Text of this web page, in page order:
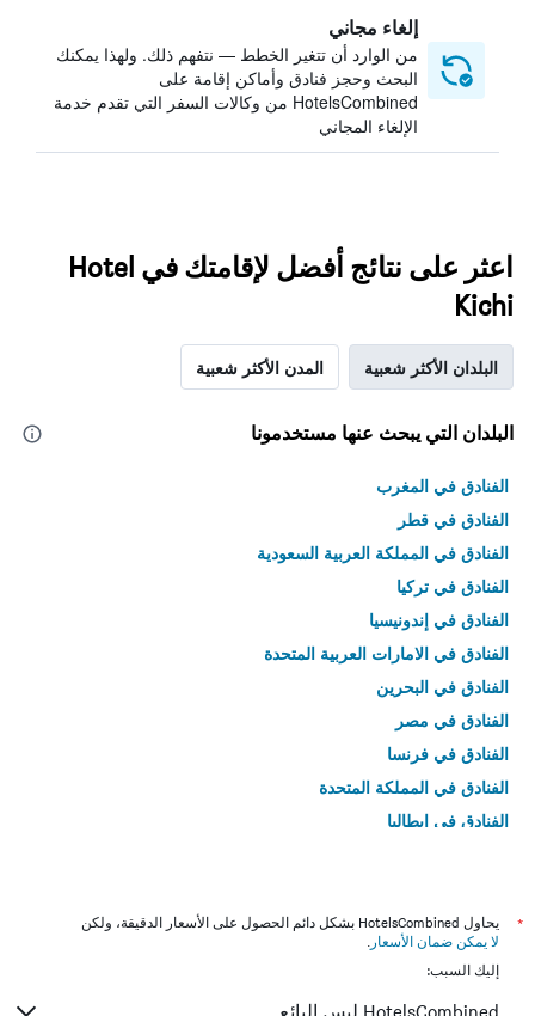
إلغاء مجاني
من الوارد أن تتغير الخطط — نتفهم ذلك. ولهذا يمكنك
البحث وحجز فنادق وأماكن إقامة على
HotelsCombined من وكالات السفر التي تقدم خدمة
الإلغاء المجاني
اعثر على نتائج أفضل لإقامتك في Hotel
Kichi
البلدان الأكثر شعبية المدن الأكثر شعبية
البلدان التي يبحث عنها مستخدمونا
الفنادق في المغرب
الفنادق في قطر
الفنادق في المملكة العربية السعودية
الفنادق في تركيا
الفنادق في إندونيسيا
الفنادق في الامارات العربية المتحدة
الفنادق في البحرين
الفنادق في مصر
الفنادق في فرنسا
الفنادق في المملكة المتحدة
الفنادق في إيطاليا
*
يحاول HotelsCombined بشكل دائم الحصول على الأسعار الدقيقة، ولكن
لا يمكن ضمان الأسعار .
إليك السبب:
HotelsCombined ليس البائع